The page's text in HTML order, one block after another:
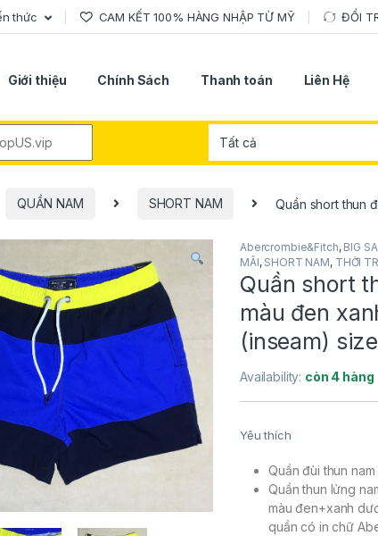
thức CAM KẾT 100% HÀNG NHẬP TỪ MỸ ĐỔI
Giới thiệu Chính Sách Thanh toán Liên Hệ
QUẦN NAM SHORT NAM Quần short thun
Abercrombie&Fitch, BIG
MÃI, SHORT NAM, THỜI
Quần short
màu đen
(inseam)
Availability: còn 4 hàng
Yêu thích
Quần đùi thun
Quần thun lửng
màu đen+xanh
quần có in chữ